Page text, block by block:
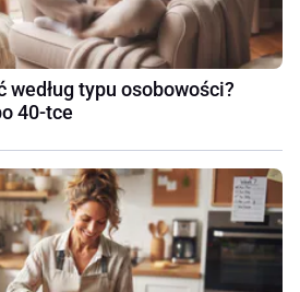
typu osobowości?
40-tce